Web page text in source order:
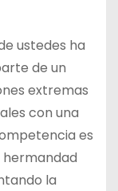
ustedes ha
de un
extremas
con una
es
la